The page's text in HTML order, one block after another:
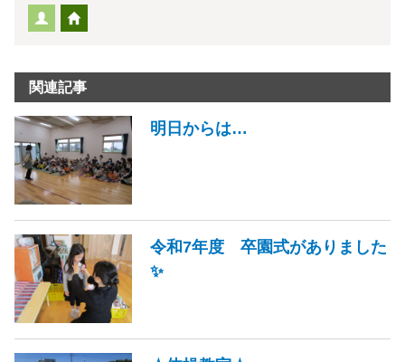
関連記事
明日からは…
令和7年度 卒園式がありました
✨